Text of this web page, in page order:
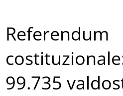
Referendum
99.735